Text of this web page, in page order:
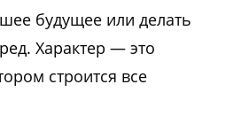
будущее или делать
Характер — это
строится все